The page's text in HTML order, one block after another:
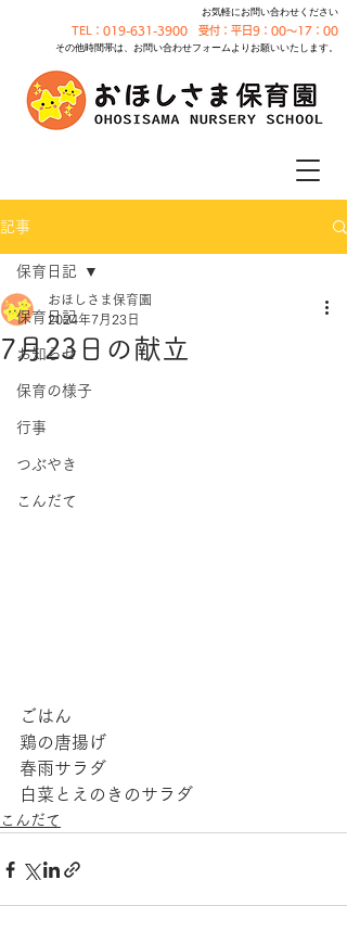
お気軽にお問い合わせください
TEL：019-631-3900 受付：平日9：00～17：00
その他時間帯は、お問い合わせフォームよりお願いいたします。
記事
保育日記
お知らせ
保育の様子
行事
つぶやき
こんだて
保育日記
7月23日の献立
おほしさま保育園
2024年7月23日
ごはん
鶏の唐揚げ
春雨サラダ
白菜とえのきのサラダ
こんだて